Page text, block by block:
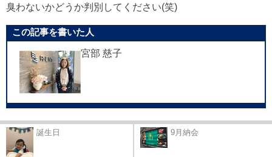
臭わないかどうか判別してください(笑)
この記事を書いた人
宮部 慈子
誕生日 9月納会